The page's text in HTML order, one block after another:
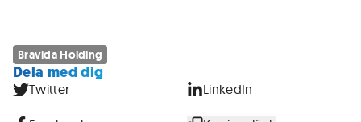
Bravida Holding
Dela med dig
Twitter LinkedIn